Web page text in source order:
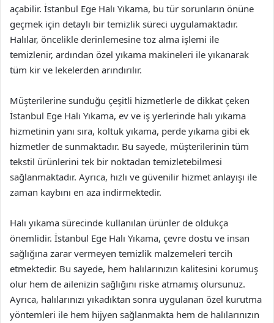
açabilir. İstanbul Ege Halı Yıkama, bu tür sorunların önüne
geçmek için detaylı bir temizlik süreci uygulamaktadır.
Halılar, öncelikle derinlemesine toz alma işlemi ile
temizlenir, ardından özel yıkama makineleri ile yıkanarak
tüm kir ve lekelerden arındırılır.
Müşterilerine sunduğu çeşitli hizmetlerle de dikkat çeken
İstanbul Ege Halı Yıkama, ev ve iş yerlerinde halı yıkama
hizmetinin yanı sıra, koltuk yıkama, perde yıkama gibi ek
hizmetler de sunmaktadır. Bu sayede, müşterilerinin tüm
tekstil ürünlerini tek bir noktadan temizletebilmesi
sağlanmaktadır. Ayrıca, hızlı ve güvenilir hizmet anlayışı ile
zaman kaybını en aza indirmektedir.
Halı yıkama sürecinde kullanılan ürünler de oldukça
önemlidir. İstanbul Ege Halı Yıkama, çevre dostu ve insan
sağlığına zarar vermeyen temizlik malzemeleri tercih
etmektedir. Bu sayede, hem halılarınızın kalitesini korumuş
olur hem de ailenizin sağlığını riske atmamış olursunuz.
Ayrıca, halılarınızı yıkadıktan sonra uygulanan özel kurutma
yöntemleri ile hem hijyen sağlanmakta hem de halılarınızın